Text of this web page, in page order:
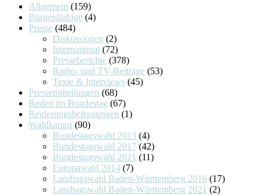
Allgemein (159)
Bürgerdialoge (4)
Presse (484)
Diskussionen (2)
International (72)
Presseberichte (378)
Radio- und TV-Beiträge (53)
Texte & Interviews (45)
Pressemitteilungen (68)
Reden im Bundestag (67)
Regierungsbefragungen (1)
Wahlkampf (90)
Bundestagswahl 2013 (4)
Bundestagswahl 2017 (42)
Bundestagswahl 2021 (11)
Europawahl 2014 (7)
Landtagswahl Baden-Württemberg 2016 (17)
Landtagswahl Baden-Württemberg 2021 (2)